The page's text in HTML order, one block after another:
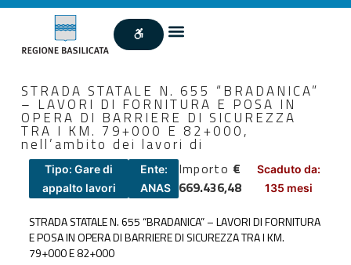
STRADA STATALE N. 655 “BRADANICA”
– LAVORI DI FORNITURA E POSA IN
OPERA DI BARRIERE DI SICUREZZA
TRA I KM. 79+000 E 82+000,
nell’ambito dei lavori di
Tipo: Gare di
appalto lavori
Ente:
ANAS
Importo €
669.436,48
Scaduto da:
135 mesi
STRADA STATALE N. 655 “BRADANICA” – LAVORI DI FORNITURA
E POSA IN OPERA DI BARRIERE DI SICUREZZA TRA I KM.
79+000 E 82+000